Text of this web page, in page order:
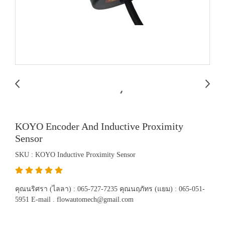
KOYO Encoder And Inductive Proximity
Sensor
SKU : KOYO Inductive Proximity Sensor
คุณนริศรา (ไลลา) : 065-727-7235 คุณนฤภัทร (แยม) : 065-051-
5951 E-mail . flowautomech@gmail.com